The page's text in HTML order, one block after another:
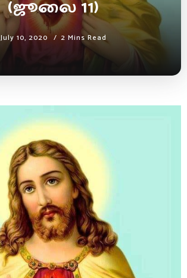
(ஜூலை 11)
July 10, 2020 2 Mins Read